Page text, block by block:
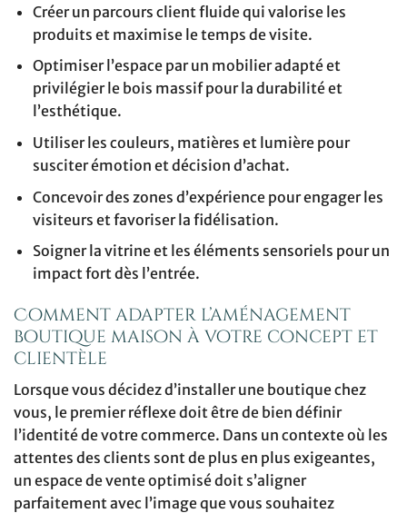
Créer un parcours client fluide qui valorise les
produits et maximise le temps de visite.
Optimiser l’espace par un mobilier adapté et
privilégier le bois massif pour la durabilité et
l’esthétique.
Utiliser les couleurs, matières et lumière pour
susciter émotion et décision d’achat.
Concevoir des zones d’expérience pour engager les
visiteurs et favoriser la fidélisation.
Soigner la vitrine et les éléments sensoriels pour un
impact fort dès l’entrée.
Comment adapter l’aménagement
boutique maison à votre concept et
clientèle
Lorsque vous décidez d’installer une boutique chez
vous, le premier réflexe doit être de bien définir
l’identité de votre commerce. Dans un contexte où les
attentes des clients sont de plus en plus exigeantes,
un espace de vente optimisé doit s’aligner
parfaitement avec l’image que vous souhaitez